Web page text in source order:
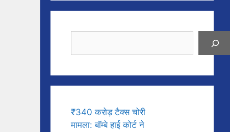
₹340 करोड़ टैक्स चोरी
मामला: बॉम्बे हाई कोर्ट ने